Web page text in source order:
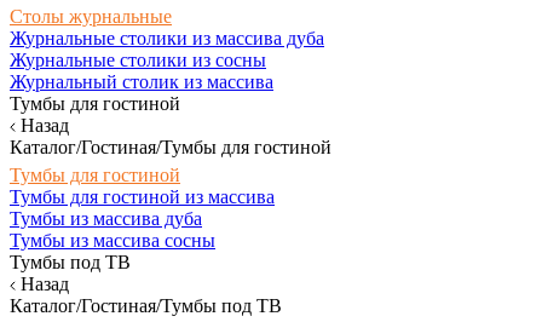
Столы журнальные
Журнальные столики из массива дуба
Журнальные столики из сосны
Журнальный столик из массива
Тумбы для гостиной
Назад
Каталог/Гостиная/Тумбы для гостиной
Тумбы для гостиной
Тумбы для гостиной из массива
Тумбы из массива дуба
Тумбы из массива сосны
Тумбы под ТВ
Назад
Каталог/Гостиная/Тумбы под ТВ